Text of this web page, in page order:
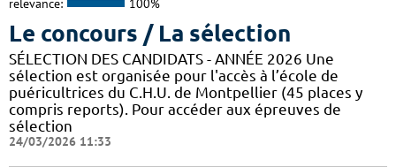
relevance: 100%
Le concours / La sélection
SÉLECTION DES CANDIDATS - ANNÉE 2026 Une
sélection est organisée pour l'accès à l’école de
puéricultrices du C.H.U. de Montpellier (45 places y
compris reports). Pour accéder aux épreuves de
sélection
24/03/2026 11:33